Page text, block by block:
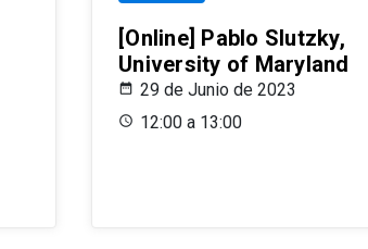
[Online] Pablo Slutzky,
University of Maryland
29 de Junio de 2023
12:00 a 13:00